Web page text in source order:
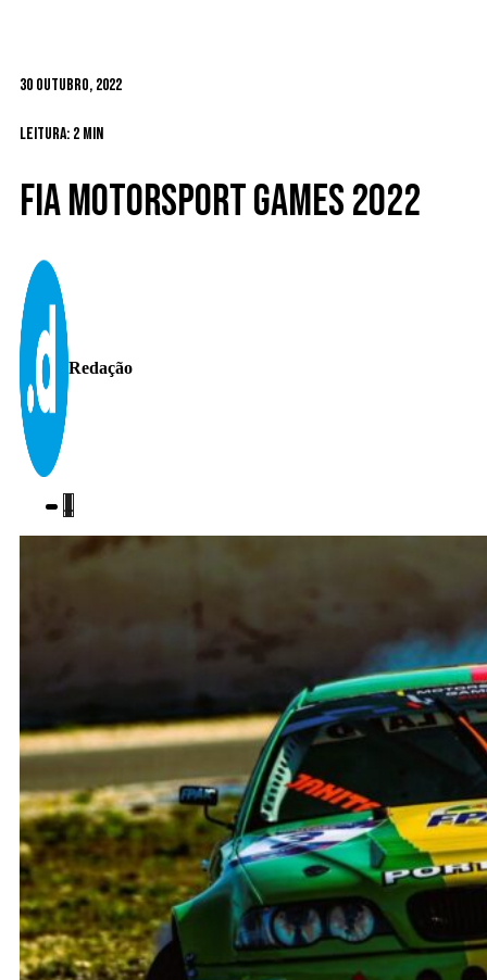
30 Outubro, 2022
Leitura: 2 min
FIA Motorsport Games 2022
Redação